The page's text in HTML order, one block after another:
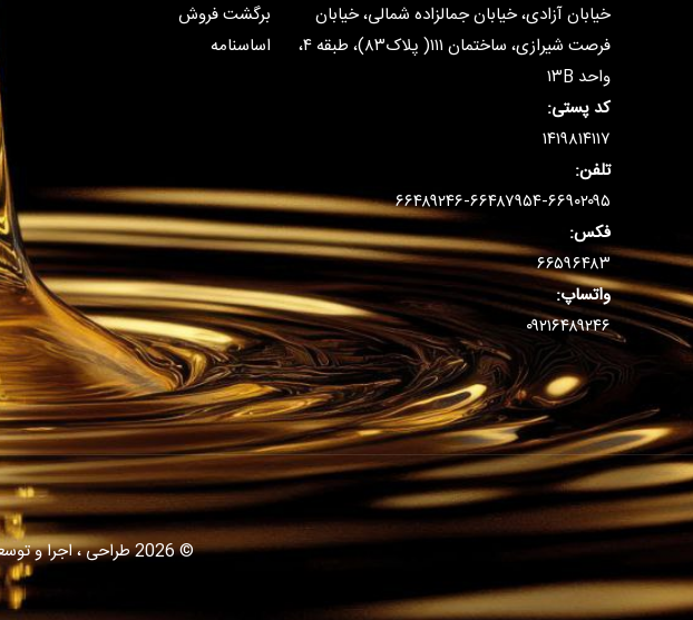
خیابان آزادی، خیابان جمالزاده شمالی، خیابان
فرصت شیرازی، ساختمان ۱۱۱( پلاک۸۳)، طبقه ۴،
واحد ۱۳B
کد پستی:
۱۴۱۹۸۱۴۱۱۷
تلفن:
۶۶۴۸۹۲۴۶-۶۶۴۸۷۹۵۴-۶۶۹۰۲۰۹۵
فکس:
۶۶۵۹۶۴۸۳
واتساپ:
۰۹۲۱۶۴۸۹۲۴۶
برگشت فروش
اساسنامه
© 2026 طراحی ، اجرا و توسعه : شرکت توسعه فناوری اطلاعات عالیان ارتباط